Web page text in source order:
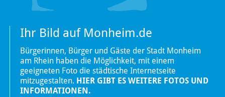
Ihr Bild auf Monheim.de
Bürgerinnen, Bürger und Gäste der Stadt Monheim
am Rhein haben die Möglichkeit, mit einem
geeigneten Foto die städtische Internetseite
mitzugestalten. HIER GIBT ES WEITERE FOTOS UND
INFORMATIONEN.